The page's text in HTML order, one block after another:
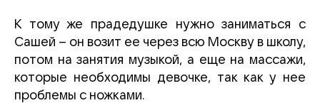
К тому же прадедушке нужно заниматься с
Сашей – он возит ее через всю Москву в школу,
потом на занятия музыкой, а еще на массажи,
которые необходимы девочке, так как у нее
проблемы с ножками.